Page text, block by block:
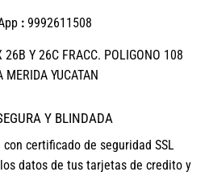
: 9992611508
Y 26C FRACC. POLIGONO 108
MERIDA YUCATAN
Y BLINDADA
certificado de seguridad SSL
datos de tus tarjetas de credito y